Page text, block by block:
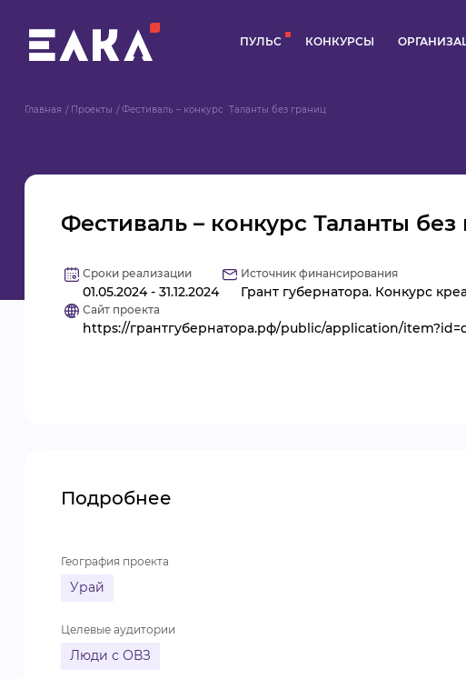
ПУЛЬС КОНКУРСЫ
Главная Проекты Фестиваль – конкурс  Таланты без границ
Фестиваль – конкурс Таланты без
Сроки реализации
01.05.2024 - 31.12.2024
Источник финансирования
Грант губернатора. Конкурс
Сайт проекта
https://грантгубернатора.рф/public/application/
Подробнее
География проекта
Урай
Целевые аудитории
Люди с ОВЗ